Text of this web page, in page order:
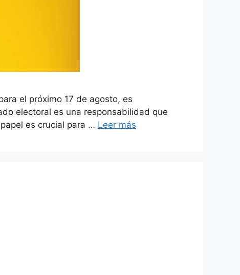
el próximo 17 de agosto, es
electoral es una responsabilidad que
es crucial para … Leer más